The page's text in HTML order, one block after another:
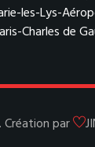
les-Lys-
Charles de
par